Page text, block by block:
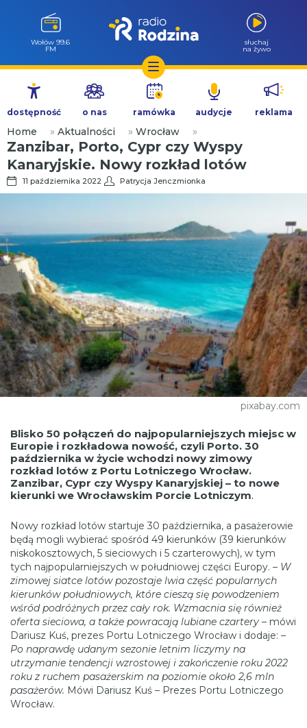
Przejdź
treści
Milicz 88.5
FM
słuchaj
na żywo
dostępność o nas ramówka audycje reklama
Home » Aktualności » Wrocław »
Zanzibar, Porto, Cypr czy Wyspy
Kanaryjskie. Nowy rozkład lotów
11 października 2022 Patrycja Jenczmionka
pixabay.com
Blisko 50 połączeń do najpopularniejszych miejsc w
Europie i rozkładowa nowość, czyli Porto. 30
października w życie wchodzi nowy zimowy
rozkład lotów z Portu Lotniczego Wrocław.
Zanzibar, Cypr czy Wyspy Kanaryjskiej – to nowe
kierunki we Wrocławskim Porcie Lotniczym.
Nowy rozkład lotów startuje 30 października, a pasażerowie
będą mogli wybierać spośród 49 kierunków (39 kierunków
niskokosztowych, 5 sieciowych i 5 czarterowych), w tym
tych najpopularniejszych w południowej części Europy. – W
zimowej siatce lotów pozostaje lwia część popularnych
kierunków południowych, które cieszą się powodzeniem
wśród podróżnych przez cały rok. Wzmacnia się również
oferta sieciowa, a także powracają lubiane czartery – mówi
Dariusz Kuś, prezes Portu Lotniczego Wrocław i dodaje: –
Po naprawdę udanym sezonie letnim liczymy na
utrzymanie tendencji wzrostowej i zakończenie roku 2022
roku z ruchem pasażerskim na poziomie około 2,6 mln
pasażerów. Mówi Dariusz Kuś – Prezes Portu Lotniczego
Wrocław.